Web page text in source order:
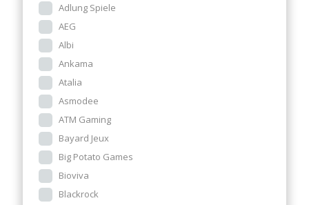
Adlung Spiele
AEG
Albi
Ankama
Atalia
Asmodee
ATM Gaming
Bayard Jeux
Big Potato Games
Bioviva
Blackrock